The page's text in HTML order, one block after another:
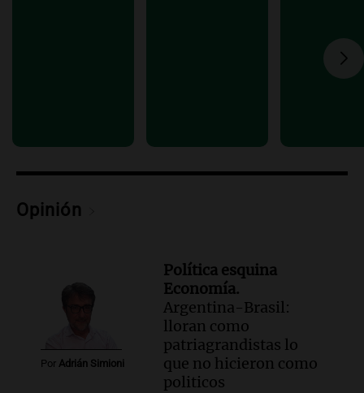
alerta meteorológico de ministros
Panorama Federal
Opinión
Por Adrián Simioni
Política esquina
Economía.
Argentina-Brasil:
lloran como
patriagrandistas lo
que no hicieron como
politicos